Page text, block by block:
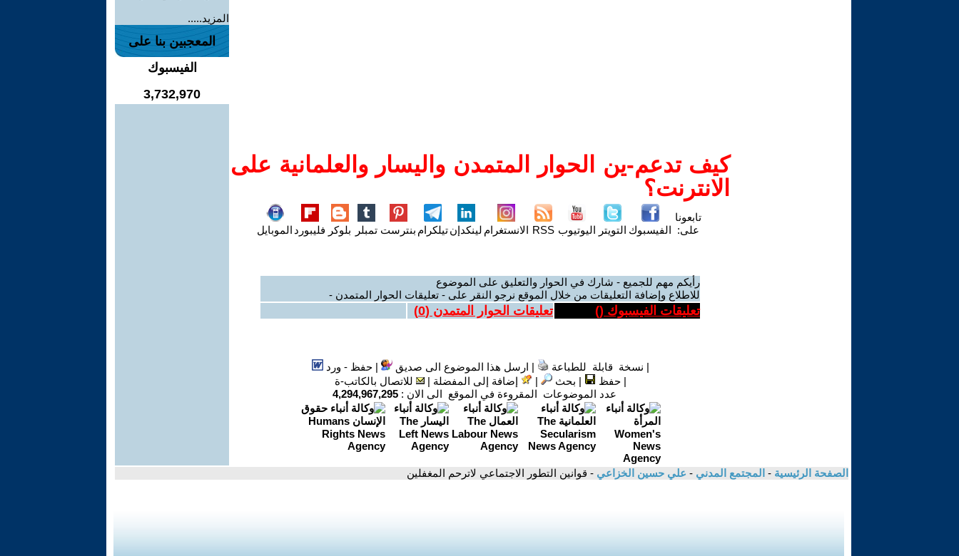
كيف تدعم-ين الحوار المتمدن واليسار والعلمانية على
الانترنت؟
تابعونا
على: الفيسبوك التويتر اليوتيوب RSS الانستغرام لينكدإنتيلكرام بنترست تمبلر بلوكر فليبورد الموبايل
رأيكم مهم للجميع - شارك في الحوار والتعليق على الموضوع
للاطلاع وإضافة التعليقات من خلال الموقع نرجو النقر على - تعليقات الحوار المتمدن -
تعليقات الفيسبوك () تعليقات الحوار المتمدن (0
)
| نسخة قابلة للطباعة | ارسل هذا الموضوع الى صديق |حفظ - ورد
|حفظ | بحث | إضافة إلى المفضلة |
للاتصال بالكاتب-ة
عدد الموضوعات المقروءة في الموقع الى الان : 4,294,967,295
المزيد.....
المعجبين بنا على
الفيسبوك
3,732,970
الصفحة الرئيسية - المجتمع المدني - علي حسين الخزاعي - قوانين التطور الاجتماعي لاترحم المغفلين